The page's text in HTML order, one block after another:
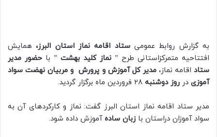
به گزارش روابط عمومیستاد اقامه نماز استان البرز،همایش
افتتاحیه متمرکزاستانی طرح ” نماز کلید بهشت ” با حضور مدیر
ستاداقامه نماز،مدیر کل آموزش و پرورش و مربیان نهضت سواد
آموزی در روز دوشنبه
مدیر ستاد اقامه نماز استان البرز گفت: نماز و کارکردهای آن به
سواد آموزان دراستان با زبان سادهآموزش داده شود.